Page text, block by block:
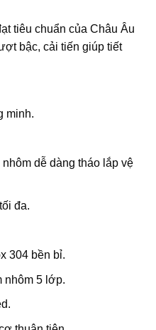
tiêu chuẩn của Châu Âu
bậc, cải tiến giúp tiết
minh.
dễ dàng tháo lắp vệ
đa.
304 bền bỉ.
nhôm 5 lớp.